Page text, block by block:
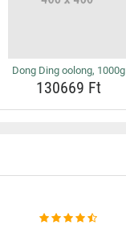
Dong Ding oolong, 1000g
130669 Ft